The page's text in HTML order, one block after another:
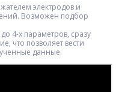
электродов и
Возможен подбор
4-х параметров, сразу
что позволяет вести
данные.